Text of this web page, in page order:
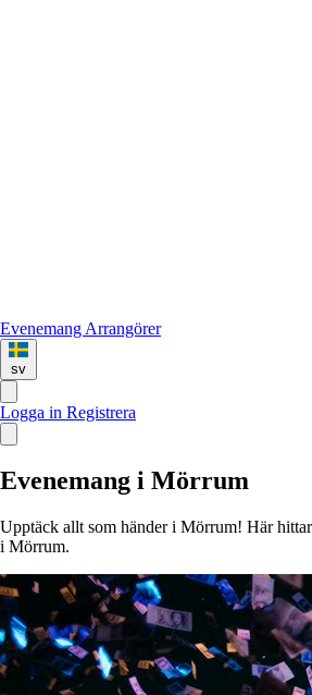
Evenemang Arrangörer
sv
Logga in Registrera
Evenemang i Mörrum
Upptäck allt som händer i Mörrum! Här
i Mörrum.